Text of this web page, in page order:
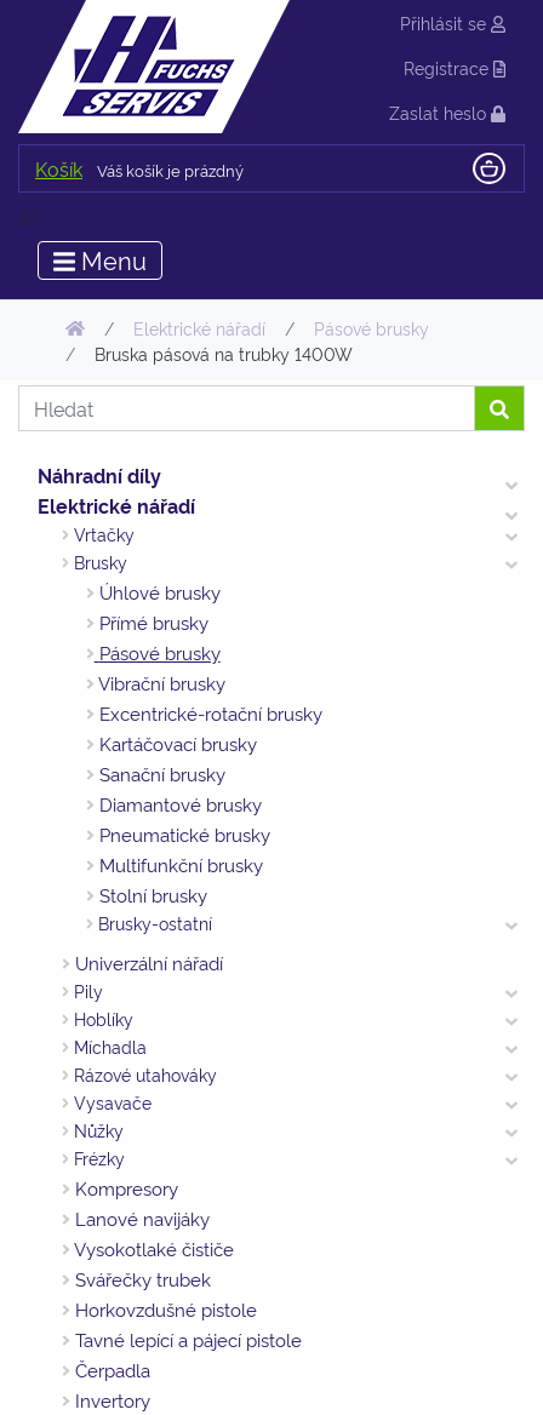
Přihlásit se
Registrace
Zaslat heslo
Košík Váš košík je prázdný
//
Menu
Elektrické nářadí
Pásové brusky
Bruska pásová na trubky 1400W
Náhradní díly
Elektrické nářadí
Vrtačky
Brusky
Úhlové brusky
Přímé brusky
Pásové brusky
Vibrační brusky
Excentrické-rotační brusky
Kartáčovací brusky
Sanační brusky
Diamantové brusky
Pneumatické brusky
Multifunkční brusky
Stolní brusky
Brusky-ostatní
Univerzální nářadí
Pily
Hoblíky
Míchadla
Rázové utahováky
Vysavače
Nůžky
Frézky
Kompresory
Lanové navijáky
Vysokotlaké čističe
Svářečky trubek
Horkovzdušné pistole
Tavné lepící a pájecí pistole
Čerpadla
Invertory